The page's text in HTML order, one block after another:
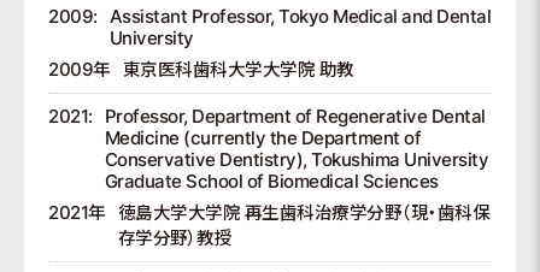
2009:
Assistant Professor, Tokyo Medical and Dental
University
2021:
Professor, Department of Regenerative Dental
Medicine (currently the Department of
Conservative Dentistry), Tokushima University
Graduate School of Biomedical Sciences
2009年 東京医科歯科大学大学院 助教
2021年
徳島大学大学院 再生歯科治療学分野（現・歯科保
存学分野）教授